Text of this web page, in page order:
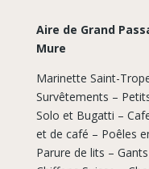
Aire de Grand
Mure
Marinette Saint-
Survêtements –
Solo et Bugatti –
et de café – Poêles
Parure de lits –